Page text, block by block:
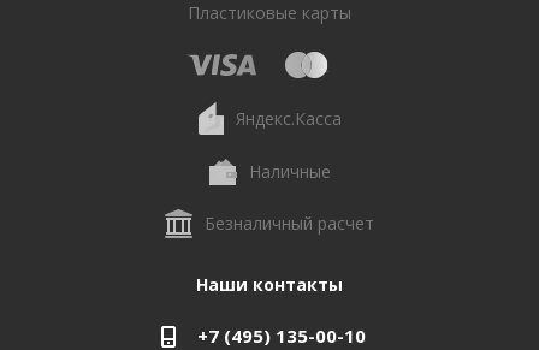
Пластиковые карты
Яндекс.Касса
Наличные
Безналичный расчет
Наши контакты
+7 (495) 135-00-10